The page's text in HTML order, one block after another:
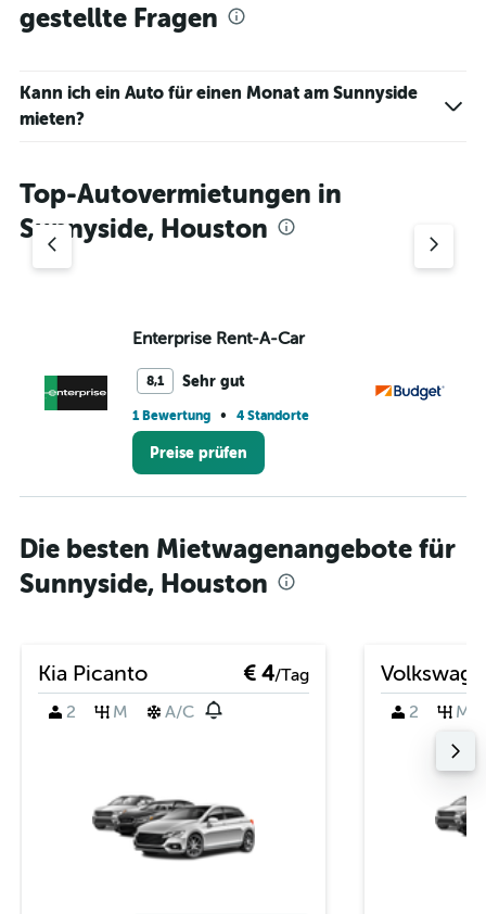
gestellte Fragen
Kann ich ein Auto für einen Monat am Sunnyside
mieten?
Top-Autovermietungen in
Sunnyside, Houston
Enterprise Rent-A-Car
8,1 Sehr gut
1 Bewertung • 4 Standorte
Preise prüfen
Die besten Mietwagenangebote für
Sunnyside, Houston
Kia Picanto € 4/Tag
2
M A/C 2 M